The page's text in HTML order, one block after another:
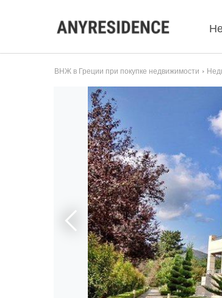
ВНЖ в Греции при покупке недвижимости